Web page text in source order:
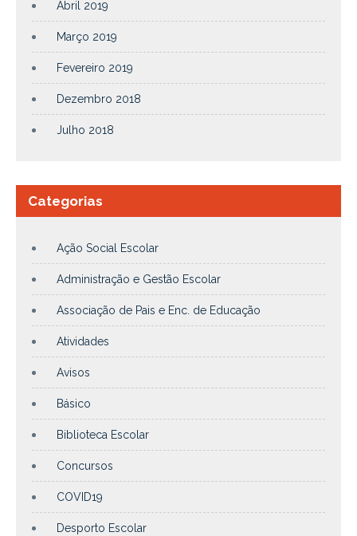
Abril 2019
Março 2019
Fevereiro 2019
Dezembro 2018
Julho 2018
Categorias
Ação Social Escolar
Administração e Gestão Escolar
Associação de Pais e Enc. de Educação
Atividades
Avisos
Básico
Biblioteca Escolar
Concursos
COVID19
Desporto Escolar